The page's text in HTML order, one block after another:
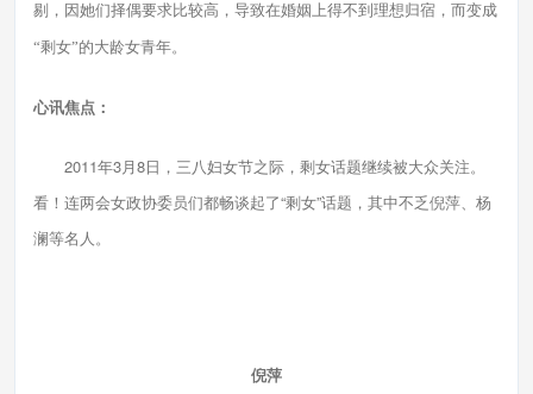
剔，因她们择偶要求比较高，导致在婚姻上得不到理想归宿，而变成
“剩女”的大龄女青年。
心讯焦点：
2011年3月8日，三八妇女节之际，剩女话题继续被大众关注。
看！连两会女政协委员们都畅谈起了“剩女”话题，其中不乏倪萍、杨
澜等名人。
倪萍